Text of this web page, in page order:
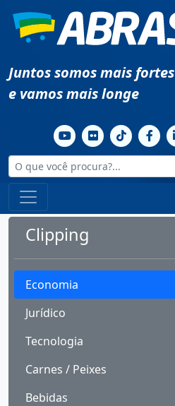
Juntos somos mais fortes
e vamos mais longe
Clipping
Economia
Jurídico
Tecnologia
Carnes / Peixes
Bebidas